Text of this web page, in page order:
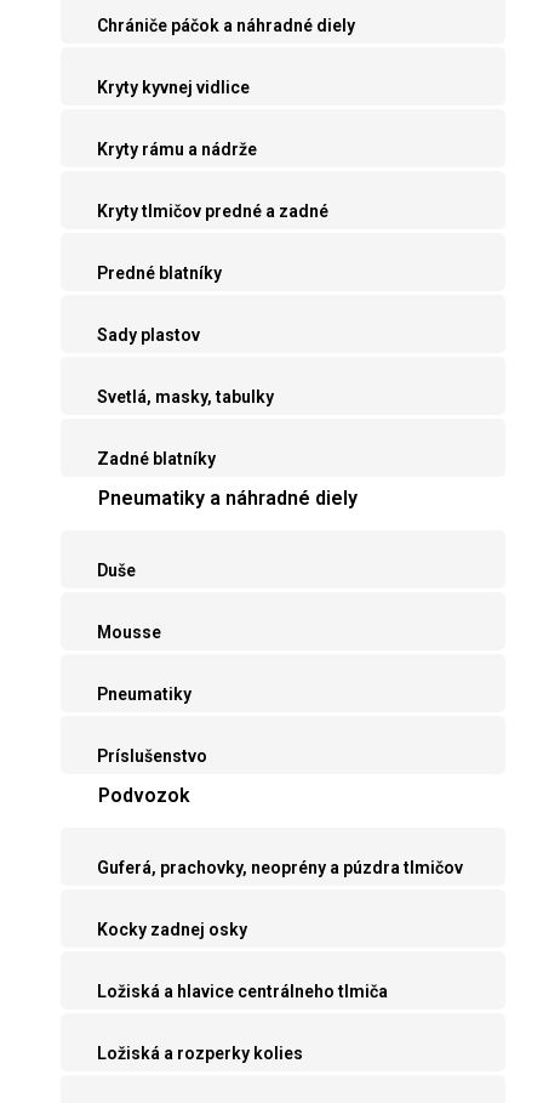
Chrániče páčok a náhradné diely
Kryty kyvnej vidlice
Kryty rámu a nádrže
Kryty tlmičov predné a zadné
Predné blatníky
Sady plastov
Svetlá, masky, tabulky
Zadné blatníky
Pneumatiky a náhradné diely
Duše
Mousse
Pneumatiky
Príslušenstvo
Podvozok
Guferá, prachovky, neoprény a púzdra tlmičov
Kocky zadnej osky
Ložiská a hlavice centrálneho tlmiča
Ložiská a rozperky kolies